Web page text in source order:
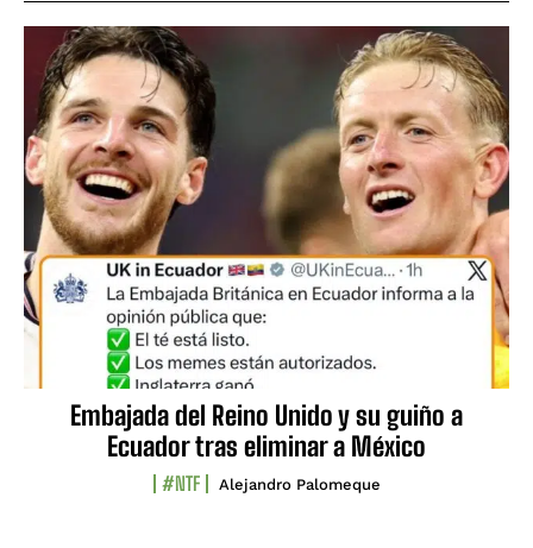
Embajada del Reino Unido y su guiño a
Ecuador tras eliminar a México
#NTF Alejandro Palomeque